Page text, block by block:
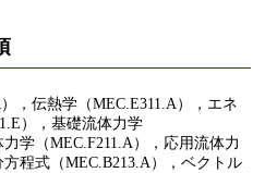
，伝熱学（MEC.E311.A），エネ
），基礎流体力学
力学（MEC.F211.A），応用流体力
程式（MEC.B213.A），ベクトル